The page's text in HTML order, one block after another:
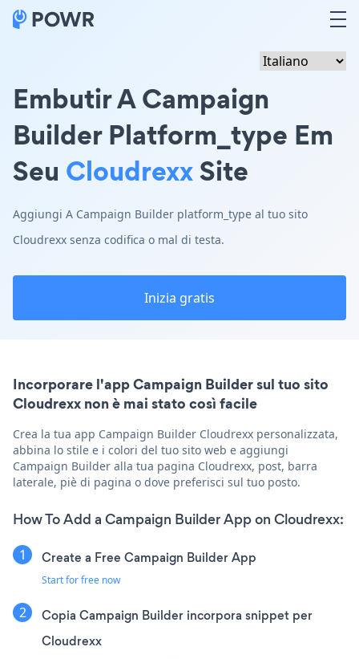
Embutir A Campaign
Builder Platform_type Em
Seu CloudrexxSite
Aggiungi A Campaign Builder platform_type al tuo sito
Cloudrexx senza codifica o mal di testa.
Inizia gratis
Incorporare l'app Campaign Builder sul tuo sito
Cloudrexx non è mai stato così facile
Crea la tua app Campaign Builder Cloudrexx personalizzata,
abbina lo stile e i colori del tuo sito web e aggiungi
Campaign Builder alla tua pagina Cloudrexx, post, barra
laterale, piè di pagina o dove preferisci sul tuo posto.
How To Add a Campaign Builder App on Cloudrexx:
Create a Free Campaign Builder App
Start for free now
Copia Campaign Builder incorpora snippet per
Cloudrexx